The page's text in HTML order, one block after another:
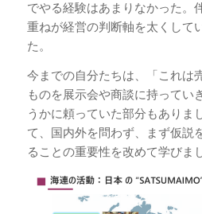
でやる経験はあまりなかった。
重ねが経営の判断軸を太くして
た。
今までの自分たちは、「これは
ものを展示会や商談に持ってい
うかに頼っていた部分もありま
て、国内外を問わず、まず仮説
ることの重要性を改めて学びま